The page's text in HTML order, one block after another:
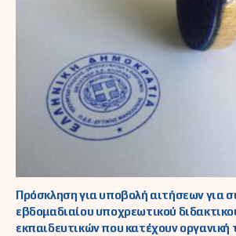
Πρόσκληση για υποβολή αιτήσεων για
εβδομαδιαίου υποχρεωτικού
εκπαιδευτικών που κατέχουν